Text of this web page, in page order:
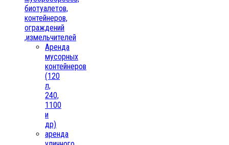
биотуалетов,
контейнеров,
ограждений
,измельчителей
Аренда
мусорных
контейнеров
(120
л,
240,
1100
и
др)
аренда